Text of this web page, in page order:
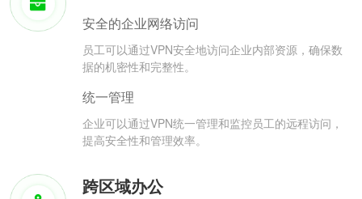
安全的企业网络访问
员工可以通过VPN安全地访问企业内部资源，确保数
据的机密性和完整性。
统一管理
企业可以通过VPN统一管理和监控员工的远程访问，
提高安全性和管理效率。
跨区域办公